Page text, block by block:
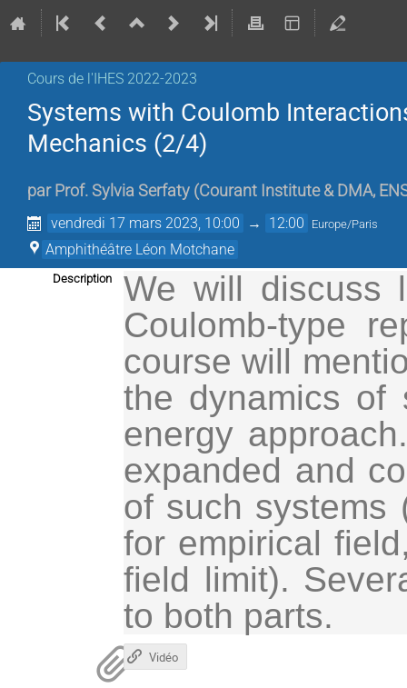
Cours de l'IHES 2022-2023
Systems with Coulomb
Mechanics (2/4)
par Prof. Sylvia Serfaty (Courant Institute & DMA,
vendredi 17 mars 2023, 10:00 → 12:00 Europe/Paris
Amphithéâtre Léon Motchane
Description
We will discuss
Coulomb-type
course will
the dynamics of
energy
expanded and
of such systems
for empirical
field limit).
to both parts.
Vidéo